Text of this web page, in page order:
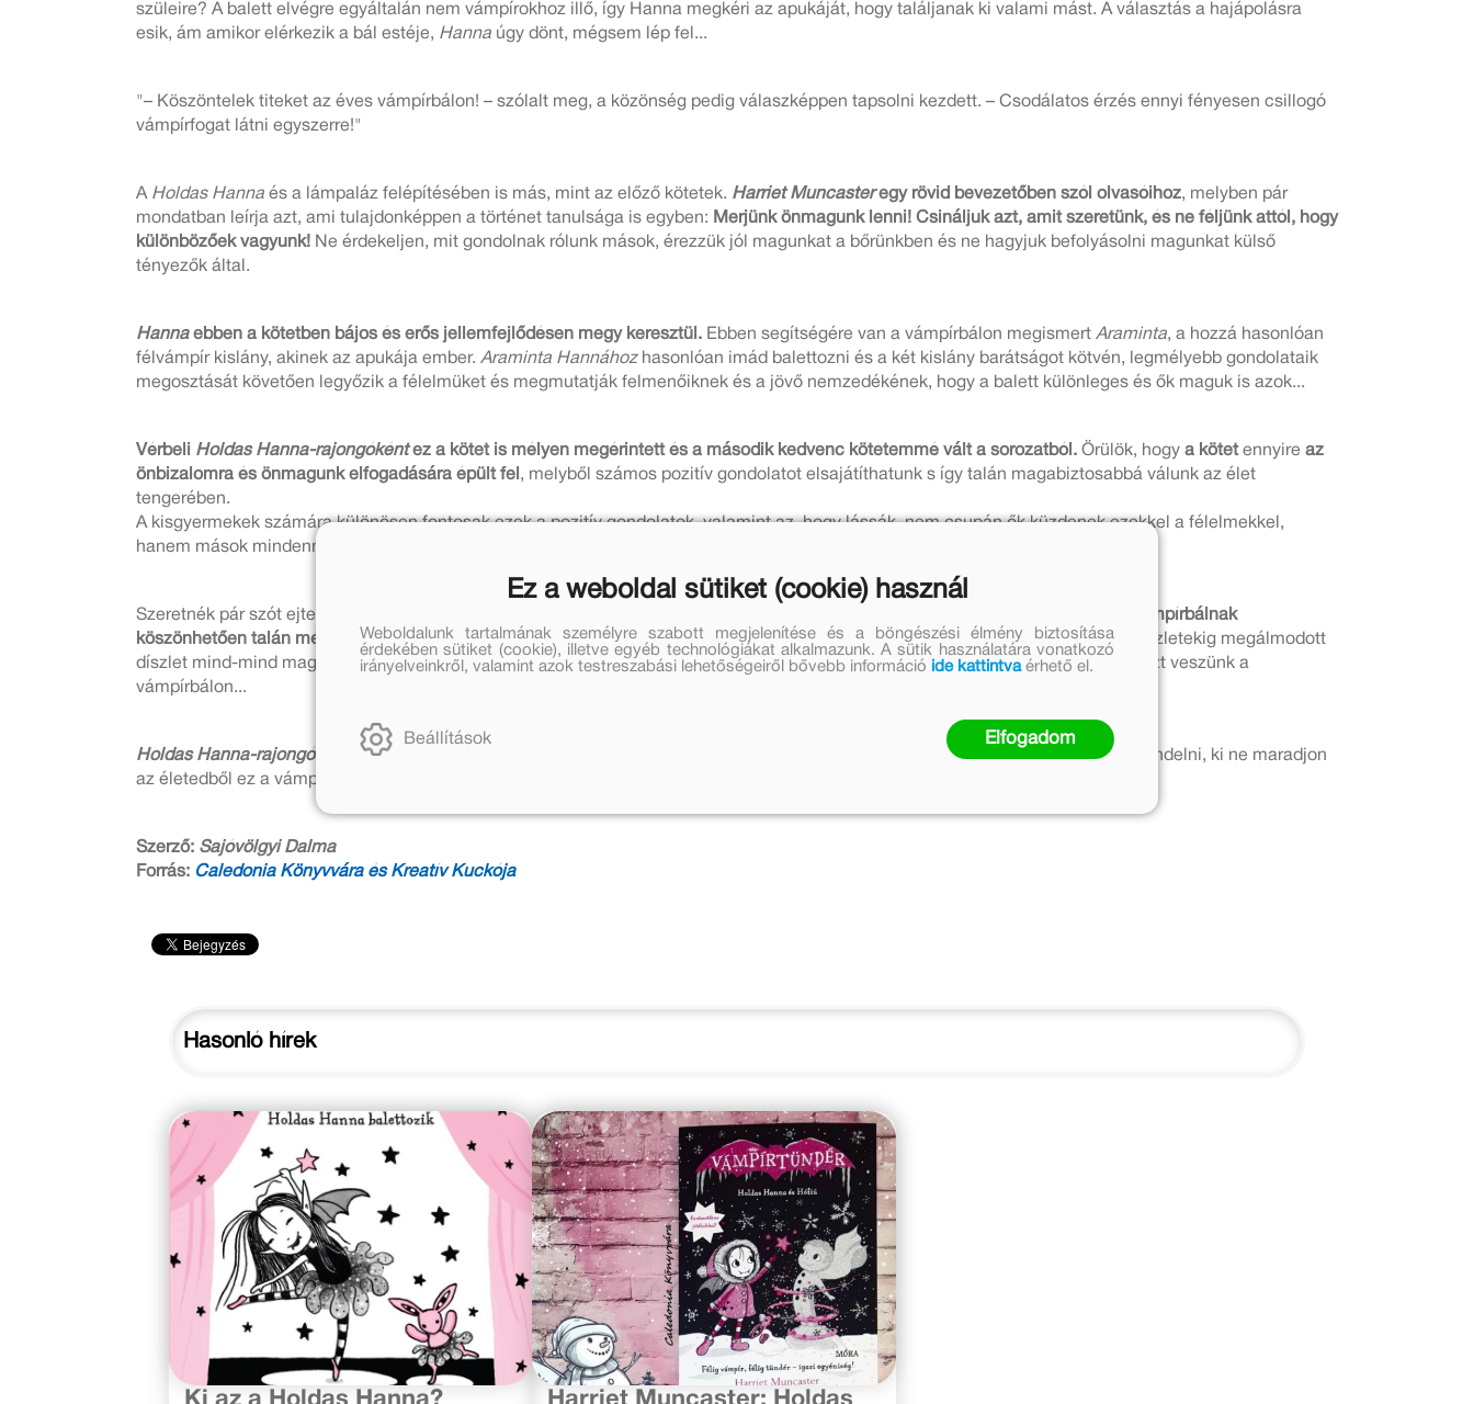
szüleire? A balett elvégre egyáltalán nem vámpírokhoz illő, így Hanna megkéri az apukáját, hogy találjanak ki valami mást. A választás a hajápolásra
esik, ám amikor elérkezik a bál estéje, Hannaúgy dönt, mégsem lép fel...
"– Köszöntelek titeket az éves vámpírbálon! – szólalt meg, a közönség pedig válaszképpen tapsolni kezdett. – Csodálatos érzés ennyi fényesen csillogó
vámpírfogat látni egyszerre!"
A Holdas Hannaés a lámpaláz felépítésében is más, mint az előző kötetek. Harriet Muncasteregy rövid bevezetőben szól olvasóihoz, melyben pár
mondatban leírja azt, ami tulajdonképpen a történet tanulsága is egyben: Merjünk önmagunk lenni! Csináljuk azt, amit szeretünk, és ne féljünk attól, hogy
különbözőek vagyunk! Ne érdekeljen, mit gondolnak rólunk mások, érezzük jól magunkat a bőrünkben és ne hagyjuk befolyásolni magunkat külső
tényezők által.
Hannaebben a kötetben bájos és erős jellemfejlődésen megy keresztül.Ebben segítségére van a vámpírbálon megismert Araminta, a hozzá hasonlóan
félvámpír kislány, akinek az apukája ember. Araminta Hannáhozhasonlóan imád balettozni és a két kislány barátságot kötvén, legmélyebb gondolataik
megosztását követően legyőzik a félelmüket és megmutatják felmenőiknek és a jövő nemzedékének, hogy a balett különleges és ők maguk is azok...
Vérbeli Holdas Hanna-rajongókéntez a kötet is mélyen megérintett és a második kedvenc kötetemmé vált a sorozatból.Örülök, hogy a kötetennyire az
önbizalomra és önmagunk elfogadására épült fel , melyből számos pozitív gondolatot elsajátíthatunk s így talán magabiztosabbá válunk az élet
tengerében.
A kisgyermekek számára különösen fontosak ezek a pozitív gondolatok, valamint az, hogy lássák, nem csupán ők küzdenek ezekkel a félelmekkel,
hanem mások mindennapjainak részét is képezik.
Szeretnék pár szót ejteni
az előző kötetekhez hasonlóan fenomenális, ám a jelmezeknek és a fennkölt vámpírbálnak
köszönhetően talán még lenyűgözőbb, mint az eddigiek. A csillogó tütük, a táncmozdulatok, a haláli denevérek és a legapróbb részletekig megálmodott
díszlet mind-mind magával ragadja az embert olvasás közben, és elveszve a képi világban úgy érezhetjük, hogy mi magunk is részt veszünk a
vámpírbálon...
Holdas Hanna-rajongóknak kötelező vétel a kötet
, ám amennyiben még nem vagy rajongó, sipirc a boltba vásárolni vagy online rendelni, ki ne maradjon
az életedből ez a vámpírisztikus kaland!"
Szerző: Sajóvölgyi Dalma
Forrás: Caledonia Könyvvára és Kreatív Kuckója
Hasonló hírek
Ki az a Holdas Hanna?
2020. október 30.
Harriet Muncaster: Holdas
Ez a weboldal sütiket (cookie) használ
Weboldalunk tartalmának személyre szabott megjelenítése és a böngészési élmény biztosítása
érdekében sütiket (cookie), illetve egyéb technológiákat alkalmazunk. A sütik használatára vonatkozó
irányelveinkről, valamint azok testreszabási lehetőségeiről bővebb információ ide kattintvaérhető el.
Beállítások Elfogadom